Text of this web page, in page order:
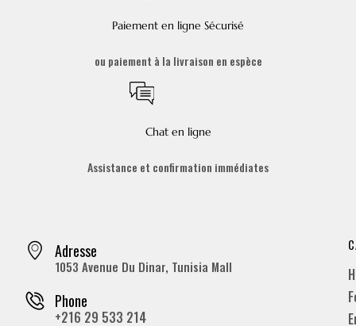
Paiement en ligne Sécurisé
ou paiement à la livraison en espèce
Chat en ligne
Assistance et confirmation immédiates
Adresse
1053 Avenue Du Dinar, Tunisia Mall
Phone
+216 29 533 214